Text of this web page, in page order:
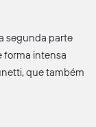
segunda parte
forma intensa
que também